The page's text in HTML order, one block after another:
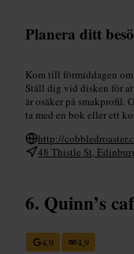
Planera ditt
Kom till förmiddagen
Ställ dig vid disken för
är osäker på smakprofil.
ta med en bok eller ett
http://
48 Thistle St,
Quinn’s
4,9 4,9